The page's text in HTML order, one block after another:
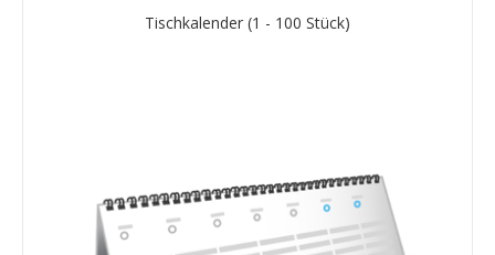
Tischkalender (1 - 100 Stück)